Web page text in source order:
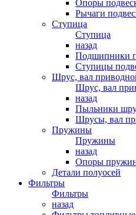
Опоры
Рычаги
Ступица
Ступица
назад
Подшипники
Ступицы
Шрус, вал
Шрус, вал
назад
Пыльники
Шрусы, вал
Пружины
Пружины
назад
Опоры
Детали полуосей
Фильтры
Фильтры
назад